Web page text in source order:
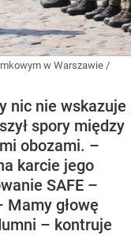
w Warszawie /
nic nie wskazuje
spory między
obozami. –
karcie jego
SAFE –
Mamy głowę
– kontruje